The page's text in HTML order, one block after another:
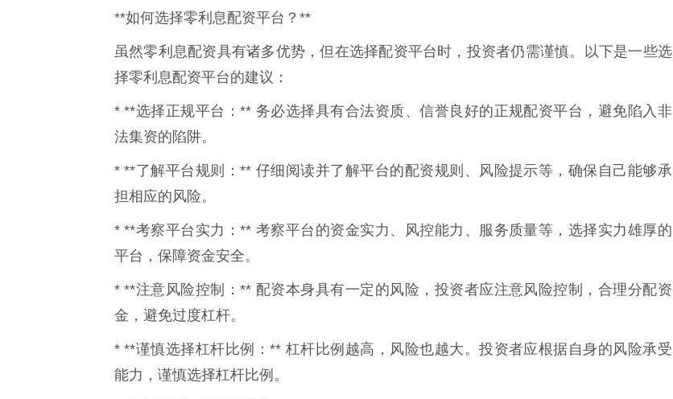
**如何选择零利息配资平台？**
虽然零利息配资具有诸多优势，但在选择配资平台时，投资者仍需谨慎。以下是一些选
择零利息配资平台的建议：
* **选择正规平台：** 务必选择具有合法资质、信誉良好的正规配资平台，避免陷入非
法集资的陷阱。
* **了解平台规则：** 仔细阅读并了解平台的配资规则、风险提示等，确保自己能够承
担相应的风险。
* **考察平台实力：** 考察平台的资金实力、风控能力、服务质量等，选择实力雄厚的
平台，保障资金安全。
* **注意风险控制：** 配资本身具有一定的风险，投资者应注意风险控制，合理分配资
金，避免过度杠杆。
* **谨慎选择杠杆比例：** 杠杆比例越高，风险也越大。投资者应根据自身的风险承受
能力，谨慎选择杠杆比例。